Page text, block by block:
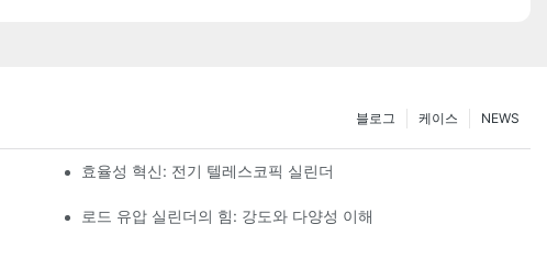
NEWS
케이스
블로그
효율성 혁신: 전기 텔레스코픽 실린더
로드 유압 실린더의 힘: 강도와 다양성 이해